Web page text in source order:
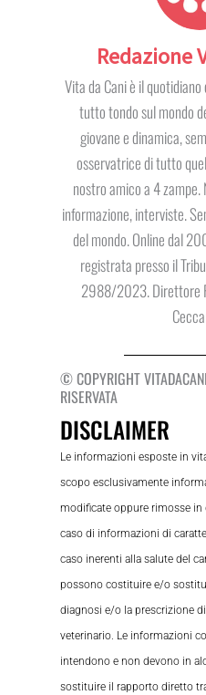
Redazione
Vita da Cani è il
tutto tondo sul mondo
giovane e dinamica,
osservatrice di tutto
nostro amico a 4
informazione, interviste.
del mondo. Online dal
registrata presso il
2988/2023. Direttore
© COPYRIGHT
RISERVATA
DISCLAIMER
Le informazioni esposte in
scopo esclusivamente
modificate oppure rimosse in
caso di informazioni di
caso inerenti alla salute del
possono costituire e/o
diagnosi e/o la prescrizione
veterinario. Le informazioni
intendono e non devono in
sostituire il rapporto diretto